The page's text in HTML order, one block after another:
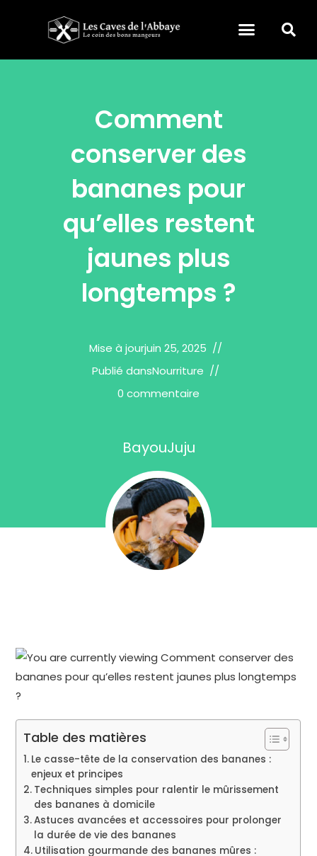
Comment
conserver des
bananes pour
qu’elles restent
jaunes plus
longtemps ?
Mise à jourjuin 25, 2025
Publié dansNourriture
0 commentaire
BayouJuju
Table des matières
Le casse-tête de la conservation des bananes :
enjeux et principes
Techniques simples pour ralentir le mûrissement
des bananes à domicile
Astuces avancées et accessoires pour prolonger
la durée de vie des bananes
Utilisation gourmande des bananes mûres :